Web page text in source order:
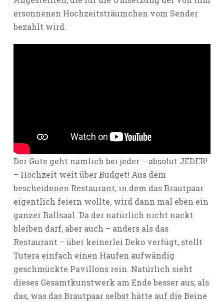
ersonnenen Hochzeitsträumchen vom Sender
bezahlt wird.
Der Gute geht nämlich bei jeder – absolut JEDER!
– Hochzeit weit über Budget! Aus dem
bescheidenen Restaurant, in dem das Brautpaar
eigentlich feiern wollte, wird dann mal eben ein
ganzer Ballsaal. Da der natürlich nicht nackt
bleiben darf, aber auch – anders als das
Restaurant – über keinerlei Deko verfügt, stellt
Tutera einfach einen Haufen aufwändig
geschmückte Pavillons rein. Natürlich sieht
dieses Gesamtkunstwerk am Ende besser aus, als
das, was das Brautpaar selbst hätte auf die Beine